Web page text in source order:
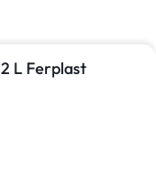
L Ferplast